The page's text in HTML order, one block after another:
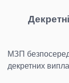
МЗП
декретних